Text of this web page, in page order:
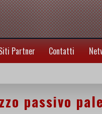
Partner Contatti
passivo